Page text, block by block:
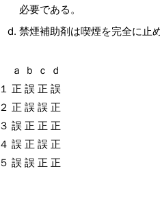
必要である。
禁煙補助剤は喫煙を完全に止
ａ ｂ ｃ ｄ
１ 正 誤 正 誤
２ 正 誤 誤 正
３ 誤 正 正 正
４ 誤 正 誤 正
５ 誤 誤 正 正